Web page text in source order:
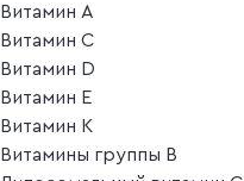
Витамин A
Витамин C
Витамин D
Витамин E
Витамин K
Витамины группы B